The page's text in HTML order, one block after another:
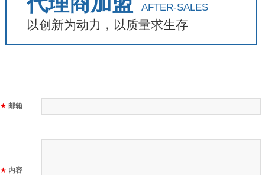
AFTER-SALES
以创新为动力，以质量求生存
★ 邮箱
★ 内容